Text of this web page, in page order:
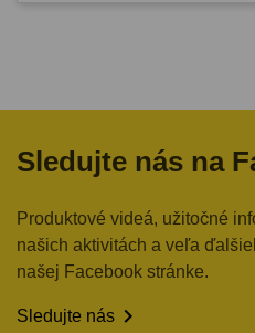
Sledujte nás na
Produktové videá, užitočné
našich aktivitách a veľa
našej Facebook stránke.
Sledujte nás 